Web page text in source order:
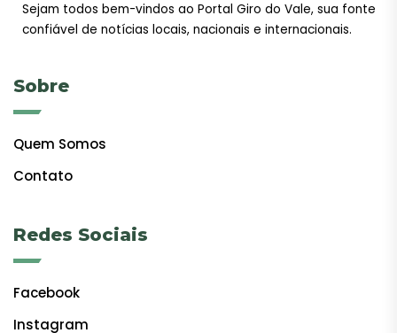
Sejam todos bem-vindos ao Portal Giro do Vale, sua fonte
confiável de notícias locais, nacionais e internacionais.
Sobre
Quem Somos
Contato
Redes Sociais
Facebook
Instagram